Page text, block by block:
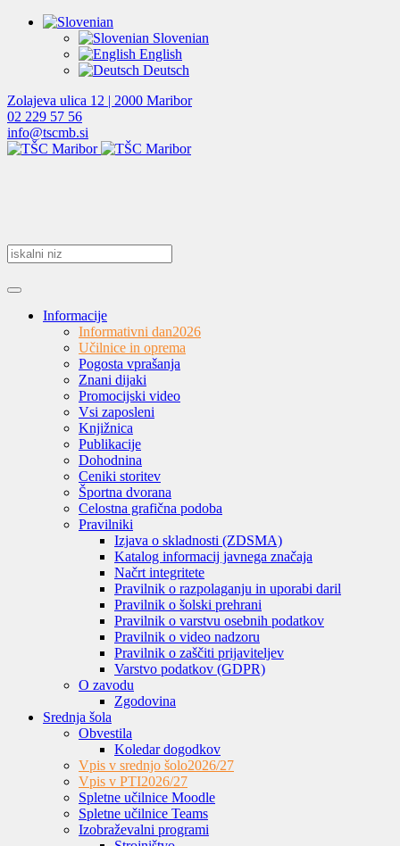
Slovenian
English
Deutsch
Zolajeva ulica 12 | 2000 Maribor
02 229 57 56
info@tscmb.si
Informacije
Informativni dan2026
Učilnice in oprema
Pogosta vprašanja
Znani dijaki
Promocijski video
Vsi zaposleni
Knjižnica
Publikacije
Dohodnina
Ceniki storitev
Športna dvorana
Celostna grafična podoba
Pravilniki
Izjava o skladnosti (ZDSMA)
Katalog informacij javnega značaja
Načrt integritete
Pravilnik o razpolaganju in uporabi daril
Pravilnik o šolski prehrani
Pravilnik o varstvu osebnih podatkov
Pravilnik o video nadzoru
Pravilnik o zaščiti prijaviteljev
Varstvo podatkov (GDPR)
O zavodu
Zgodovina
Srednja šola
Obvestila
Koledar dogodkov
Vpis v srednjo šolo2026/27
Vpis v PTI2026/27
Spletne učilnice Moodle
Spletne učilnice Teams
Izobraževalni programi